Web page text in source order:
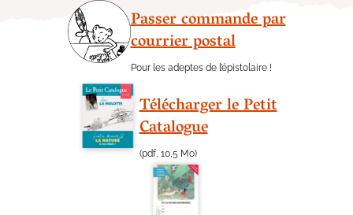
Passer commande par
courrier postal
Pour les adeptes de l’épistolaire !
Télécharger le Petit
Catalogue
(pdf, 10,5 Mo)